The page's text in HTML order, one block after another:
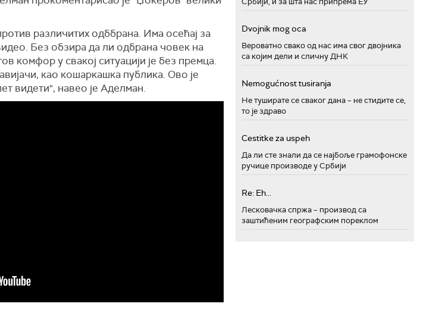
различитих одббрана. Има осећај за
Без обзира да ли одбрана човек на
комфор у свакој ситуацији је без премца.
као кошаркашка публика. Ово је
видети", навео је Аделман.
Dvojnik mog oca
Вероватно свако од нас има свог двојника
са којим дели и сличну ДНК
Nemogućnost tusiranja
Не туширате се сваког дана – не стидите се,
то је здраво
Cestitke za uspeh
Да ли сте знали да се најбоље грамофонске
ручице производе у Србији
Re: Eh...
Лесковачка спржа – производ са
заштићеним географским пореклом